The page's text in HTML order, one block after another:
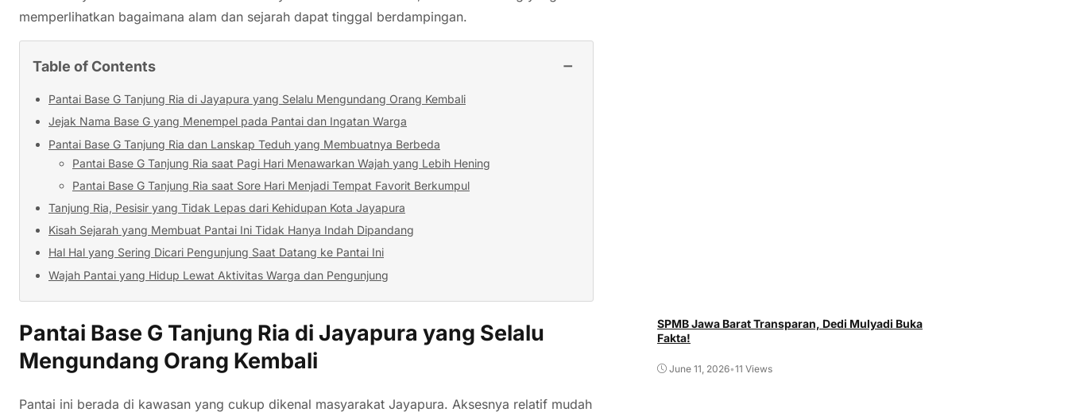
memperlihatkan bagaimana alam dan sejarah dapat tinggal berdampingan.
Table of Contents −
Pantai Base G Tanjung Ria di Jayapura yang Selalu Mengundang Orang Kembali
Jejak Nama Base G yang Menempel pada Pantai dan Ingatan Warga
Pantai Base G Tanjung Ria dan Lanskap Teduh yang Membuatnya Berbeda
Pantai Base G Tanjung Ria saat Pagi Hari Menawarkan Wajah yang Lebih Hening
Pantai Base G Tanjung Ria saat Sore Hari Menjadi Tempat Favorit Berkumpul
Tanjung Ria, Pesisir yang Tidak Lepas dari Kehidupan Kota Jayapura
Kisah Sejarah yang Membuat Pantai Ini Tidak Hanya Indah Dipandang
Hal Hal yang Sering Dicari Pengunjung Saat Datang ke Pantai Ini
Wajah Pantai yang Hidup Lewat Aktivitas Warga dan Pengunjung
Pantai Base G Tanjung Ria di Jayapura yang Selalu
Mengundang Orang Kembali
Pantai ini berada di kawasan yang cukup dikenal masyarakat Jayapura. Aksesnya relatif mudah
SPMB Jawa Barat Transparan, Dedi Mulyadi Buka
Fakta!
June 11, 2026•11 Views